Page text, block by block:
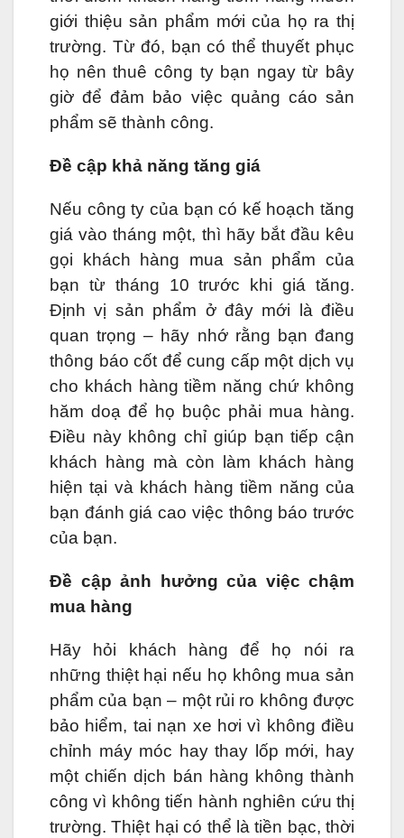
giới thiệu sản phẩm mới của họ ra thị
trường. Từ đó, bạn có thể thuyết phục
họ nên thuê công ty bạn ngay từ bây
giờ để đảm bảo việc quảng cáo sản
phẩm sẽ thành công.
Đề cập khả năng tăng giá
Nếu công ty của bạn có kế hoạch tăng
giá vào tháng một, thì hãy bắt đầu kêu
gọi khách hàng mua sản phẩm của
bạn từ tháng 10 trước khi giá tăng.
Định vị sản phẩm ở đây mới là điều
quan trọng – hãy nhớ rằng bạn đang
thông báo cốt để cung cấp một dịch vụ
cho khách hàng tiềm năng chứ không
hăm doạ để họ buộc phải mua hàng.
Điều này không chỉ giúp bạn tiếp cận
khách hàng mà còn làm khách hàng
hiện tại và khách hàng tiềm năng của
bạn đánh giá cao việc thông báo trước
của bạn.
Đề cập ảnh hưởng của việc chậm
mua hàng
Hãy hỏi khách hàng để họ nói ra
những thiệt hại nếu họ không mua sản
phẩm của bạn – một rủi ro không được
bảo hiểm, tai nạn xe hơi vì không điều
chỉnh máy móc hay thay lốp mới, hay
một chiến dịch bán hàng không thành
công vì không tiến hành nghiên cứu thị
trường. Thiệt hại có thể là tiền bạc, thời